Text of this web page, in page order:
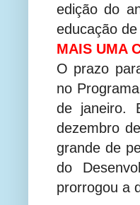
edição do
educação
MAIS UMA
O prazo
no
de janeiro.
dezembro
grande de
do
prorrogou a